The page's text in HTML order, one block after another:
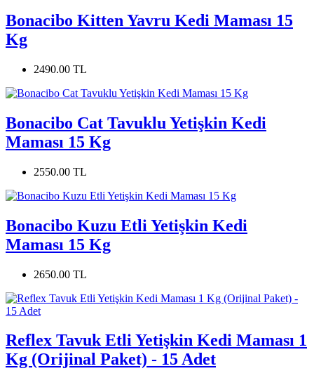
Bonacibo Kitten Yavru Kedi Maması 15
Kg
2490.00 TL
Bonacibo Cat Tavuklu Yetişkin Kedi
Maması 15 Kg
2550.00 TL
Bonacibo Kuzu Etli Yetişkin Kedi
Maması 15 Kg
2650.00 TL
Reflex Tavuk Etli Yetişkin Kedi Maması 1
Kg (Orijinal Paket) - 15 Adet